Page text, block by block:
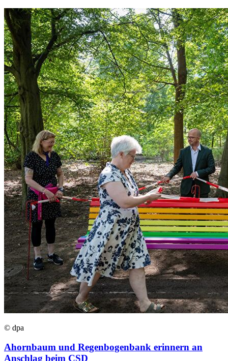
© dpa
Ahornbaum und Regenbogenbank erinnern an
Anschlag beim CSD